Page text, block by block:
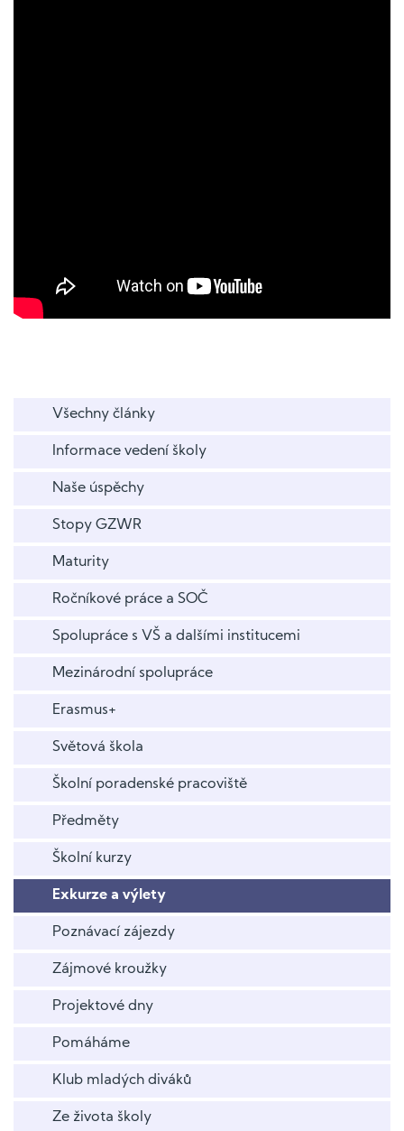
Všechny články
Informace vedení školy
Naše úspěchy
Stopy GZWR
Maturity
Ročníkové práce a SOČ
Spolupráce s VŠ a dalšími institucemi
Mezinárodní spolupráce
Erasmus+
Světová škola
Školní poradenské pracoviště
Předměty
Školní kurzy
Exkurze a výlety
Poznávací zájezdy
Zájmové kroužky
Projektové dny
Pomáháme
Klub mladých diváků
Ze života školy